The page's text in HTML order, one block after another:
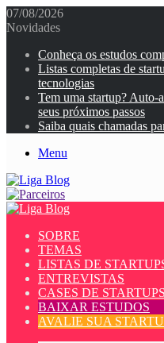
07/08/2026
Novidades
Conheça os estudos
Listas completas de
tecnologias
Tem uma startup? Auto-
seus próximos passos
Saiba quais chamadas
Menu
SOBRE
TEMAS
LISTAS DE
ENTREVISTAS
CASES DE STARTUPS
BAIXAR ESTUDOS
AVALIE SUA